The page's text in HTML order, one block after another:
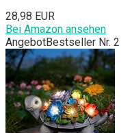
28,98 EUR
Bei Amazon ansehen
AngebotBestseller Nr. 2